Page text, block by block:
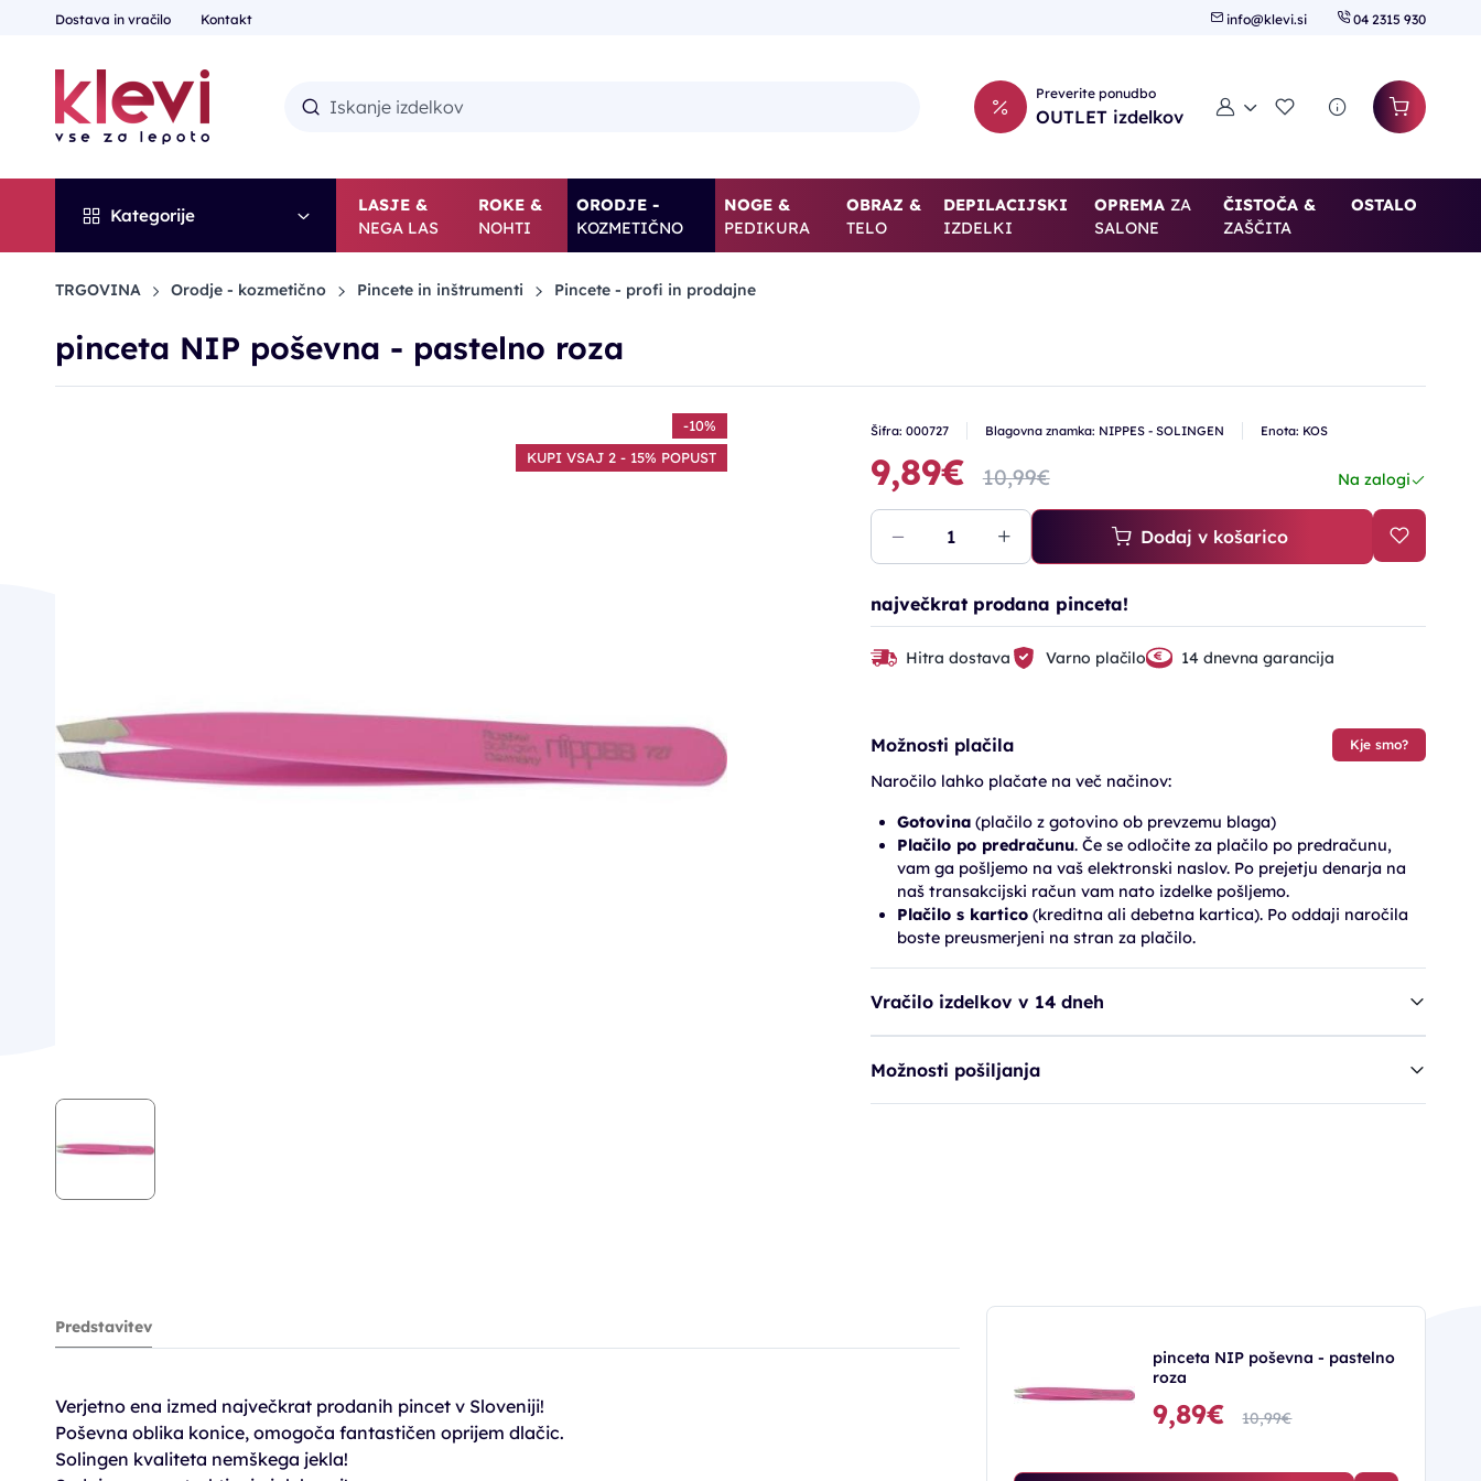
Dostava in vračilo Kontakt info@klevi.si 04 2315 930
Preverite ponudbo
OUTLET izdelkov Moj računSeznam želja
Kategorije
LASJE &
NEGA LAS
ROKE &
NOHTI
ORODJE -
KOZMETIČNO
NOGE &
PEDIKURA
OBRAZ &
TELO
DEPILACIJSKI
IZDELKI
OPREMAZA
SALONE
ČISTOČA &
ZAŠČITA
OSTALO
TRGOVINA Orodje - kozmetično Pincete in inštrumenti Pincete - profi in prodajne
pinceta NIP poševna - pastelno roza
-10%
KUPI VSAJ 2 - 15% POPUST
Šifra: 000727 Blagovna znamka: NIPPES - SOLINGEN Enota: KOS
9,89€ 10,99€ Na zalogi
Dodaj v košarico
največkrat prodana pinceta!
Hitra dostava Varno plačilo 14 dnevna garancija
Možnosti plačila Kje smo?
Naročilo lahko plačate na več načinov:
Gotovina(plačilo z gotovino ob prevzemu blaga)
Plačilo po predračunu. Če se odločite za plačilo po predračunu,
vam ga pošljemo na vaš elektronski naslov. Po prejetju denarja na
naš transakcijski račun vam nato izdelke pošljemo.
Plačilo s kartico(kreditna ali debetna kartica). Po oddaji naročila
boste preusmerjeni na stran za plačilo.
Vračilo izdelkov v 14 dneh
Možnosti pošiljanja
Predstavitev
Verjetno ena izmed največkrat prodanih pincet v Sloveniji!
Poševna oblika konice, omogoča fantastičen oprijem dlačic.
Solingen kvaliteta nemškega jekla!
pinceta NIP poševna - pastelno
roza
9,89€ 10,99€